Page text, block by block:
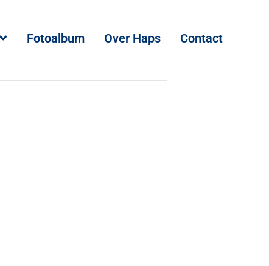
Fotoalbum Over Haps Contact